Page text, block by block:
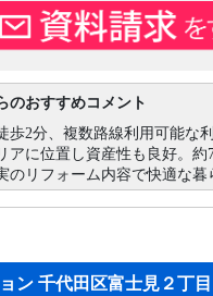
のおすすめコメント
歩2分、複数路線利用可能な
アに位置し資産性も良好。
のリフォーム内容で快適な暮
ン 千代田区富士見２丁目